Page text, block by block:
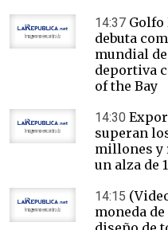
14:37 Golfo
debuta
mundial
deportiva
of the Bay
14:30
superan
millones y
un alza de
14:15
moneda